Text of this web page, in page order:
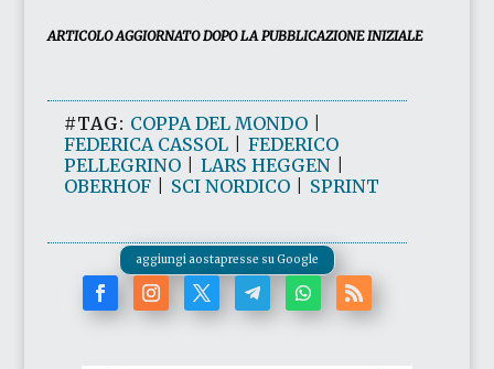
ARTICOLO AGGIORNATO DOPO LA PUBBLICAZIONE INIZIALE
#TAG: COPPA DEL MONDO|
FEDERICA CASSOL| FEDERICO
PELLEGRINO| LARS HEGGEN|
OBERHOF| SCI NORDICO| SPRINT
aggiungi aostapresse su Google